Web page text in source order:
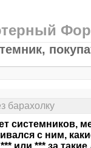
барахолку
системников,
с ним,